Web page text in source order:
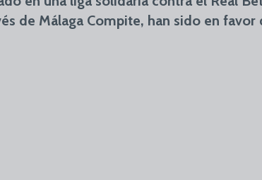
de Málaga Compite, han sido en